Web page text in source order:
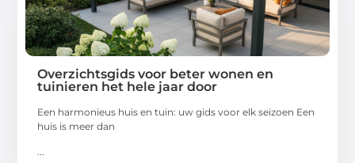
Overzichtsgids voor beter wonen en
tuinieren het hele jaar door
Een harmonieus huis en tuin: uw gids voor elk seizoen Een
huis is meer dan
...